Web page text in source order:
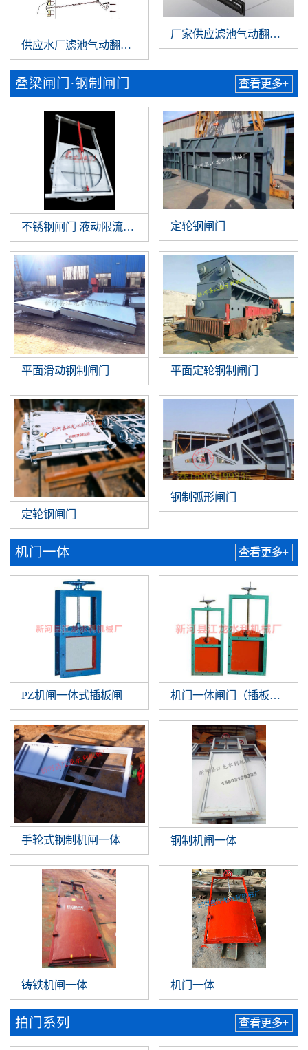
供应水厂滤池气动翻板阀 滤池翻板阀 水厂气动翻板阀
厂家供应滤池气动翻板阀
叠梁闸门·钢制闸门 查看更多+
不锈钢闸门 液动限流闸门 智能液动平板闸门 截污井设备
定轮钢闸门
平面滑动钢制闸门 平面定轮钢制闸门
定轮钢闸门
钢制弧形闸门
机门一体 查看更多+
PZ机闸一体式插板闸 机门一体闸门（插板闸门）
手轮式钢制机闸一体 钢制机闸一体
铸铁机闸一体 机门一体
拍门系列 查看更多+